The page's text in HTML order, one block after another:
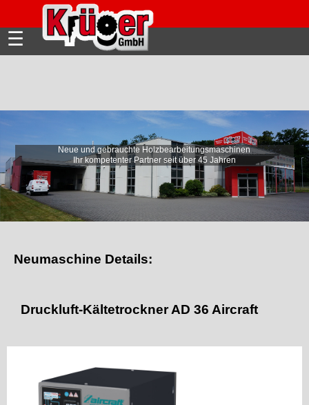
☰
Neue und gebrauchte Holzbearbeitungsmaschinen
Ihr kompetenter Partner seit über 45 Jahren
Neumaschine Details:
Druckluft-Kältetrockner AD 36 Aircraft